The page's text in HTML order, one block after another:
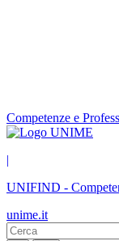
Competenze e
|
UNIFIND -
unime.it